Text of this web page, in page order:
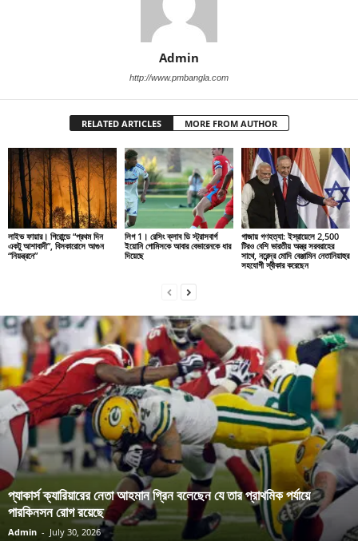
Admin
http://www.pmbangla.com
RELATED ARTICLES MORE FROM AUTHOR
লাইভ ফায়ার। গিরোন্ডে “প্রথম দিন
একটু আশাবাদী”, বিসকারোসে আগুন
“নিয়ন্ত্রনে”
লিগ 1। রেসিং ক্লাব ডি স্ট্রাসবার্গ
ইয়োনি গোমিসকে আবার বেভারেনকে ধার
দিয়েছে
গাজায় গণহত্যা: ইস্রায়েলে 2,500
টিরও বেশি ভারতীয় অস্ত্র সরবরাহের
সাথে, নরেন্দ্র মোদি বেঞ্জামিন নেতানিয়াহুর
সহযোগী স্বীকার করেছেন
প্যাকার্স ক্যারিয়ারের নেতা আহমান গ্রিন বলেছেন যে তার প্রাথমিক পর্যায়ে
পারকিনসন রোগ রয়েছে
Admin - July 30, 2026